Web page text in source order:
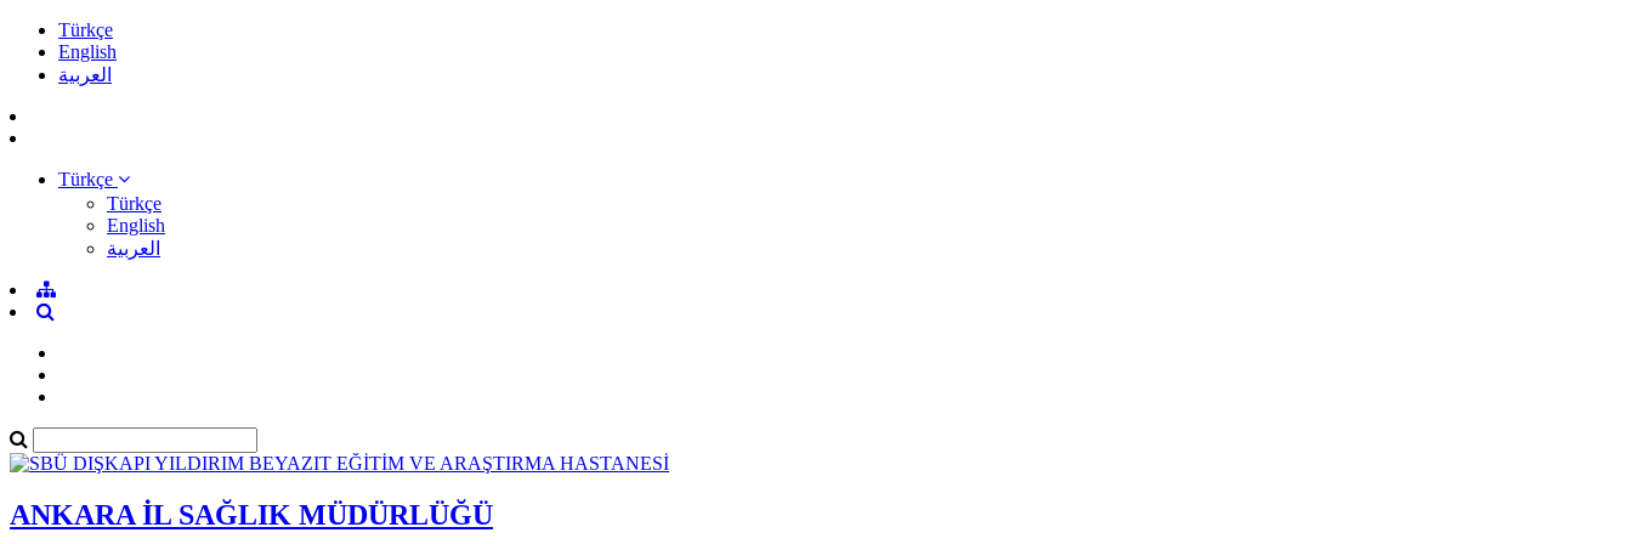
Türkçe
English
العربية
Türkçe
Türkçe
English
العربية
ANKARA İL SAĞLIK MÜDÜRLÜĞÜ